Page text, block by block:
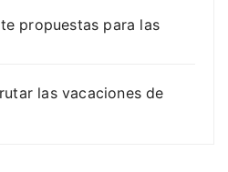
propuestas para las
las vacaciones de